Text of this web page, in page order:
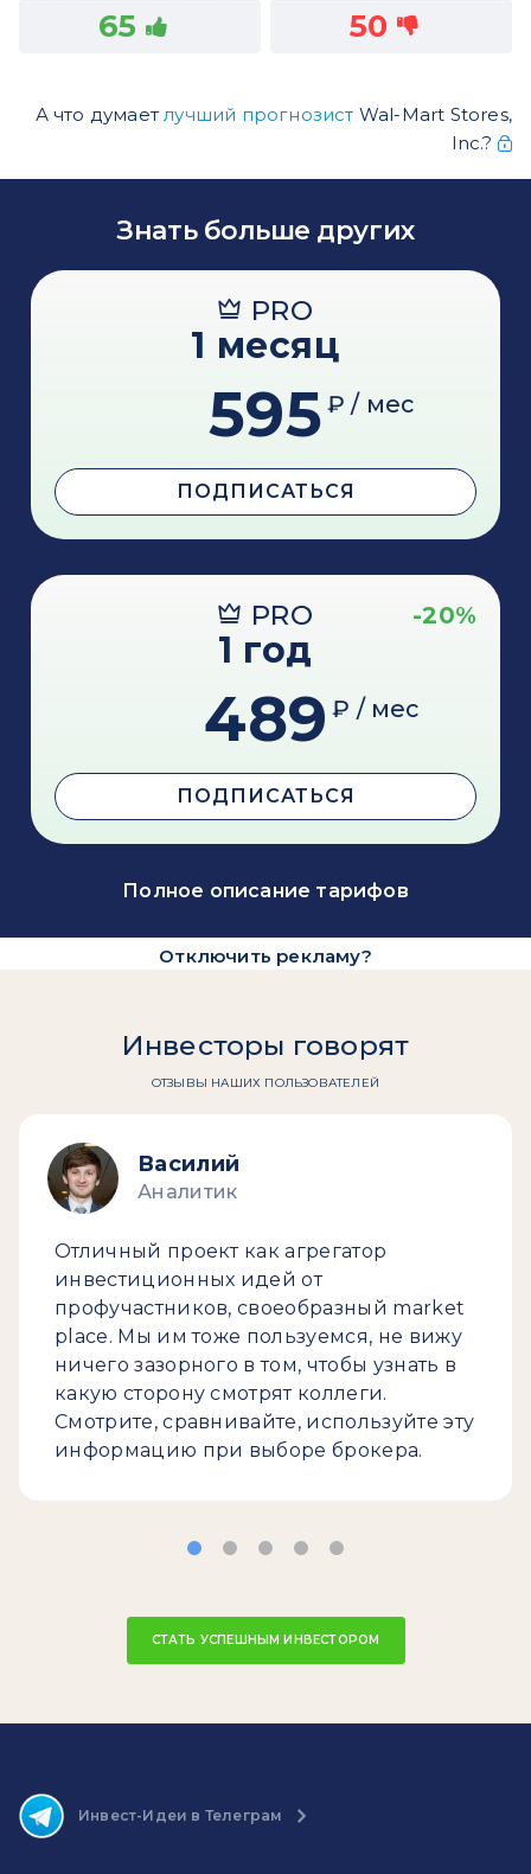
65 50
А что думаетлучший прогнозист Wal-Mart Stores,
Inc.?
Знать больше других
PRO
1 месяц
595 ₽ / мес
ПОДПИСАТЬСЯ
PRO -20%
1 год
489 ₽ / мес
ПОДПИСАТЬСЯ
Полное описание тарифов
Отключить рекламу?
Инвесторы говорят
ОТЗЫВЫ НАШИХ ПОЛЬЗОВАТЕЛЕЙ
Василий
Аналитик
Отличный проект как агрегатор
инвестиционных идей от
профучастников, своеобразный market
place. Мы им тоже пользуемся, не вижу
ничего зазорного в том, чтобы узнать в
какую сторону смотрят коллеги.
Смотрите, сравнивайте, используйте эту
информацию при выборе брокера.
СТАТЬ УСПЕШНЫМ ИНВЕСТОРОМ
Инвест-Идеи в Телеграм